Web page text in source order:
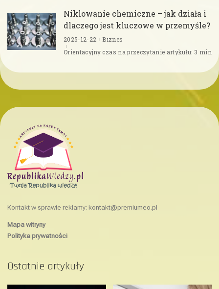
Niklowanie chemiczne – jak działa i
dlaczego jest kluczowe w przemyśle?
2025-12-22
Biznes
Orientacyjny czas na przeczytanie artykułu: 3 min
Kontakt w sprawie reklamy: kontakt@premiumeo.pl
Mapa witryny
Polityka prywatności
Ostatnie artykuły